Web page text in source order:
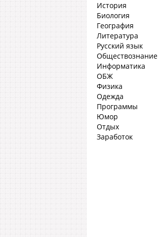
История
Биология
География
Литература
Русский язык
Обществознание
Информатика
ОБЖ
Физика
Одежда
Программы
Юмор
Отдых
Заработок